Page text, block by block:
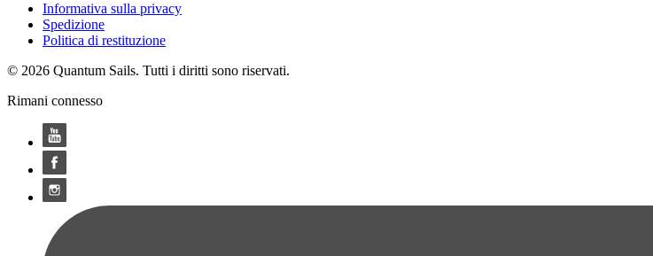
Informativa sulla privacy
Spedizione
Politica di restituzione
© 2026 Quantum Sails. Tutti i diritti sono riservati.
Rimani connesso